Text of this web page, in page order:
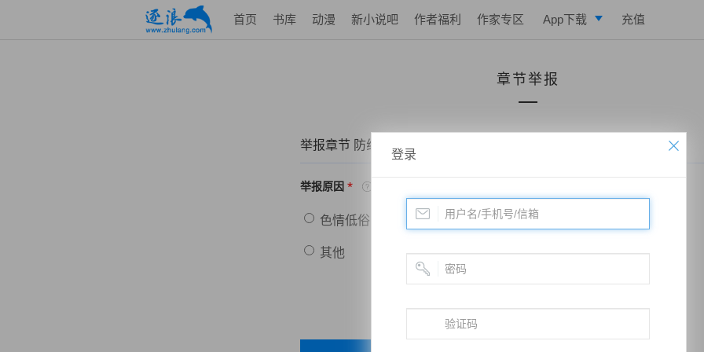
首页 书库 动漫 新小说吧 作者福利 作家专区 App下载
写作助手
充值
章节举报
举报章节 防线——第九章 同学之谊
举报原因 *
色情低俗 政治敏感 暴力低俗
其他
登录